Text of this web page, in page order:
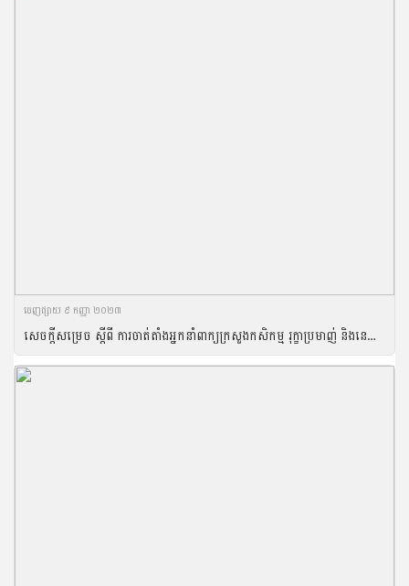
ចេញ​ផ្សាយ​ ៩ កញ្ញា ២០២៣
សេចក្តីសម្រេច ស្តីពី ​ការចាត់តាំងអ្នកនាំពាក្យក្រសួងកសិកម្ម រុក្ខាប្រមាញ់ និងនេសាទ